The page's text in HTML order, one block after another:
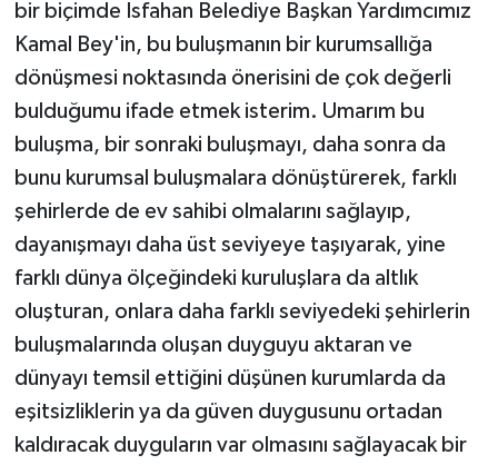
bir biçimde İsfahan Belediye Başkan Yardımcımız
Kamal Bey'in, bu buluşmanın bir kurumsallığa
dönüşmesi noktasında önerisini de çok değerli
bulduğumu ifade etmek isterim. Umarım bu
buluşma, bir sonraki buluşmayı, daha sonra da
bunu kurumsal buluşmalara dönüştürerek, farklı
şehirlerde de ev sahibi olmalarını sağlayıp,
dayanışmayı daha üst seviyeye taşıyarak, yine
farklı dünya ölçeğindeki kuruluşlara da altlık
oluşturan, onlara daha farklı seviyedeki şehirlerin
buluşmalarında oluşan duyguyu aktaran ve
dünyayı temsil ettiğini düşünen kurumlarda da
eşitsizliklerin ya da güven duygusunu ortadan
kaldıracak duyguların var olmasını sağlayacak bir